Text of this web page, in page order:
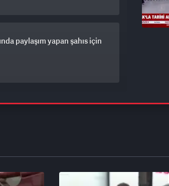
paylaşım yapan şahıs için
açıklandı